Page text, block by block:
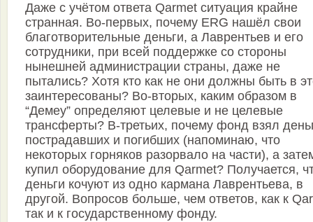
Даже с учётом ответа Qarmet ситуация крайне
странная. Во-первых, почему ERG нашёл свои
благотворительные деньги, а Лаврентьев и его
сотрудники, при всей поддержке со стороны
нынешней администрации страны, даже не
пытались? Хотя кто как не они должны быть в
заинтересованы? Во-вторых, каким образом в
“Демеу” определяют целевые и не целевые
трансферты? В-третьих, почему фонд взял
пострадавших и погибших (напоминаю, что
некоторых горняков разорвало на части), а
купил оборудование для Qarmet? Получается,
деньги кочуют из одно кармана Лаврентьева, в
другой. Вопросов больше, чем ответов, как к
так и к государственному фонду.